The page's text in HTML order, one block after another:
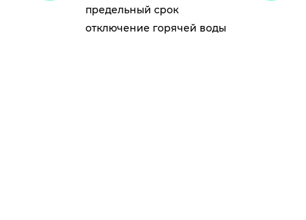
предельный срок
отключение горячей воды